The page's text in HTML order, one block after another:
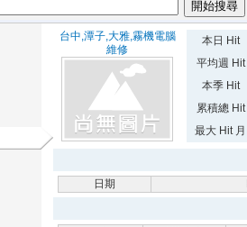
台中,潭子,大雅,霧機電腦
維修
本日 Hit
平均週 Hit
本季 Hit
累積總 Hit
最大 Hit 月
日期